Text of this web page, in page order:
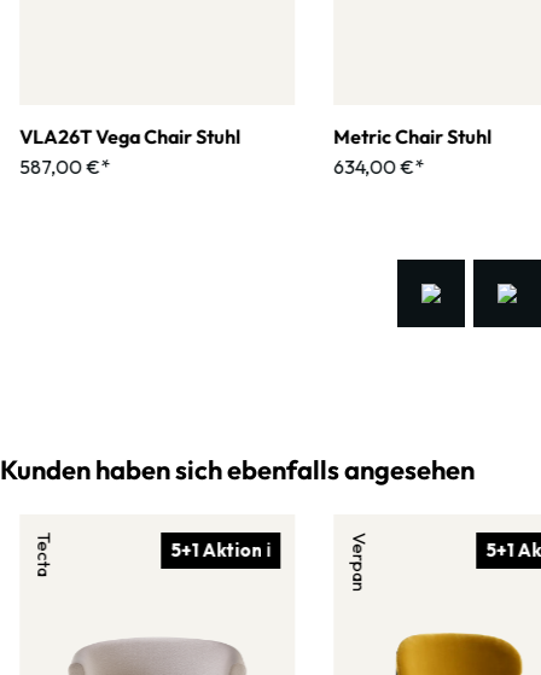
VLA26T Vega Chair Stuhl
587,00 €*
Metric Chair Stuhl
634,00 €*
Kunden haben sich ebenfalls angesehen
5+1 Aktion ℹ
Tecta 5+1
Verpan